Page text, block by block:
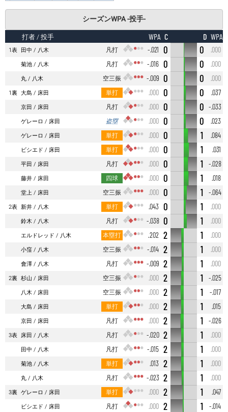
シーズンWPA -投手-
打者/ 投手 WPA C D WPA
1表 田中 八木 凡打 -.021 0 0
.000
菊池
八木 凡打 -.016 0 0
.000
丸
八木 空三振 -.009 0 0
.000
1裏 大島 床田 単打 .000 0 0
.037
京田
床田 凡打 .000 0 0 -.033
ゲレーロ
床田 盗塁 .000 0 0
.023
ゲレーロ
床田 単打 .000 0 1
.084
ビシエド
床田 単打 .000 0 1
.031
平田
床田 凡打 .000 0 1
-.028
藤井
床田 四球 .000 0 1
.018
堂上
床田 空三振 .000 0 1
-.064
2表 新井 八木 単打 .043 0 1
.000
鈴木
八木 凡打 -.038 0 1
.000
エルドレッド
八木 本塁打 .202 2 1
.000
小窪
八木 空三振 -.014 2 1
.000
會澤
八木 凡打 -.009 2 1
.000
2裏 杉山 床田 空三振 .000 2 1
-.025
八木
床田 空三振 .000 2 1
-.017
大島
床田 単打 .000 2 1
.015
京田
床田 凡打 .000 2 1
-.026
3表 床田 八木 凡打 -.020 2 1
.000
田中
八木 凡打 -.015 2 1
.000
菊池
八木 単打 .013 2 1
.000
丸
八木 凡打 -.023 2 1
.000
3裏 ゲレーロ 床田 単打 .000 2 1
.047
ビシエド
床田 凡打 .000 2 1 -.014